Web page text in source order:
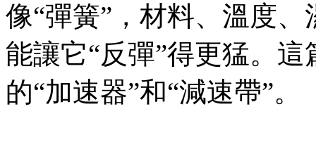
像“彈簧”，材料、溫度
能讓它“反彈”得更猛
的“加速器”和“減速帶”。